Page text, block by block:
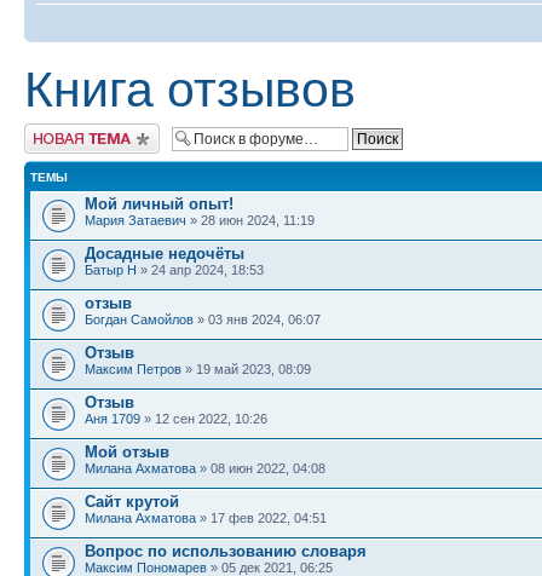
Книга отзывов
Новая тема
ТЕМЫ
Мой личный опыт!
Мария Затаевич » 28 июн 2024, 11:19
Досадные недочёты
Батыр Н » 24 апр 2024, 18:53
отзыв
Богдан Самойлов » 03 янв 2024, 06:07
Отзыв
Максим Петров » 19 май 2023, 08:09
Отзыв
Аня 1709 » 12 сен 2022, 10:26
Мой отзыв
Милана Ахматова » 08 июн 2022, 04:08
Сайт крутой
Милана Ахматова » 17 фев 2022, 04:51
Вопрос по использованию словаря
Максим Пономарев » 05 дек 2021, 06:25